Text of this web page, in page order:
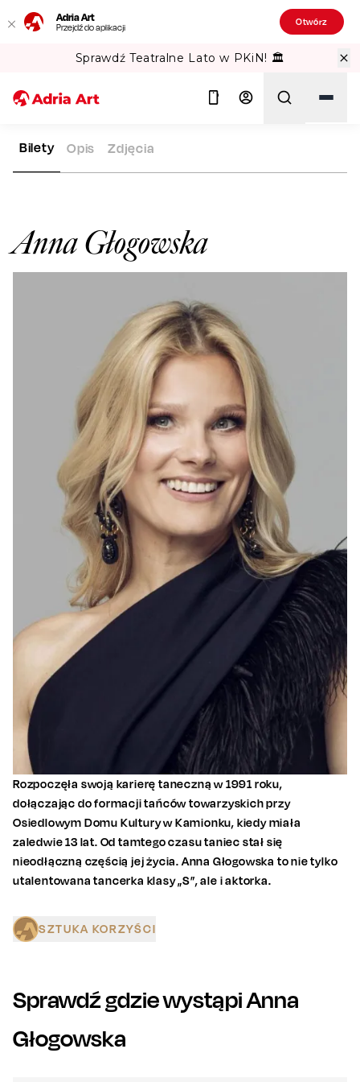
Adria Art
Przejdź do aplikacji Otwórz
Sprawdź Teatralne Lato w PKiN! 🏛️
ADRIA ART ARTYŚCI ANNA GŁOGOWSKA
Anna Głogowska
Bilety Opis Zdjęcia
Rozpoczęła swoją karierę taneczną w 1991 roku,
dołączając do formacji tańców towarzyskich przy
Osiedlowym Domu Kultury w Kamionku, kiedy miała
zaledwie 13 lat. Od tamtego czasu taniec stał się
nieodłączną częścią jej życia. Anna Głogowska to nie tylko
utalentowana tancerka klasy „S”, ale i aktorka.
SZTUKA KORZYŚCI
Sprawdź gdzie wystąpiAnna
Głogowska